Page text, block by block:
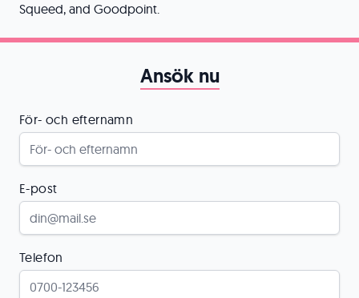
Squeed, and Goodpoint.
Ansök nu
För- och efternamn
E-post
Telefon